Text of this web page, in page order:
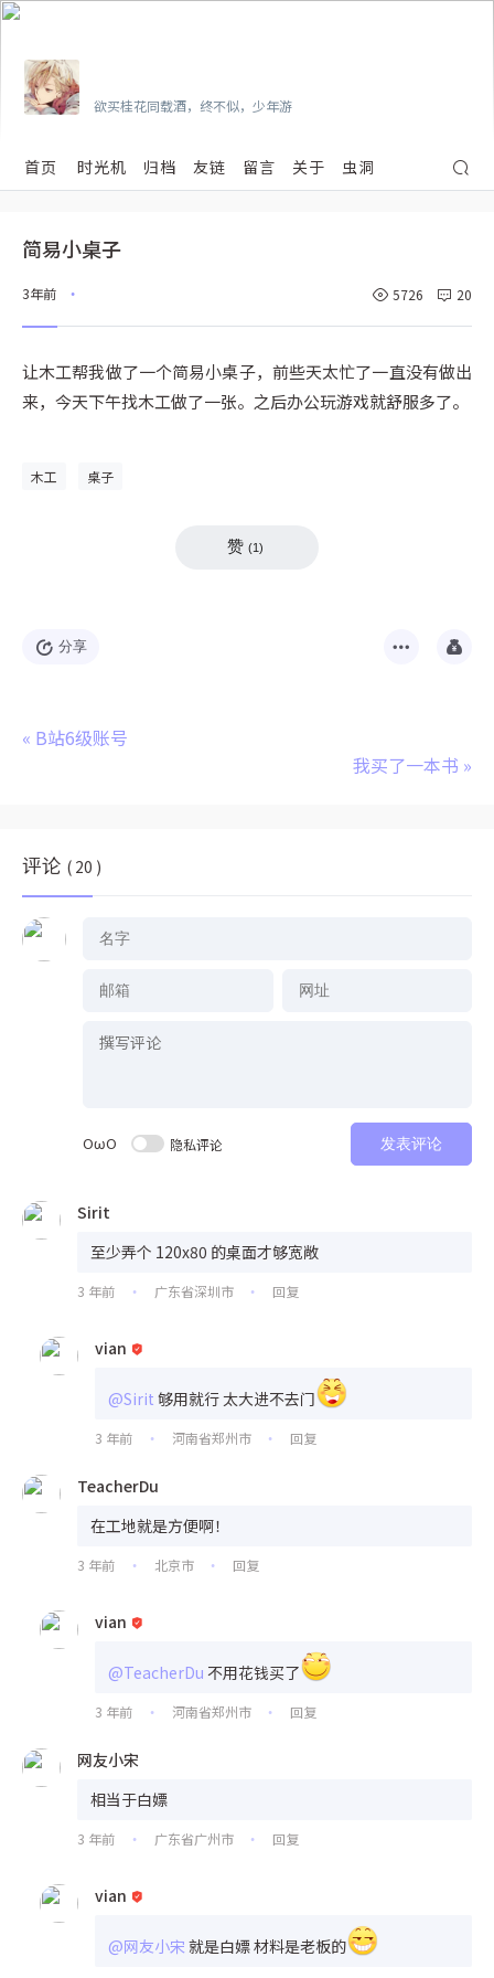
欲买桂花同载酒，终不似，少年游
首页 时光机 归档 友链 留言 关于 虫洞
简易小桌子
3年前 • 5726 20
让木工帮我做了一个简易小桌子，前些天太忙了一直没有做出
来，今天下午找木工做了一张。之后办公玩游戏就舒服多了。
木工 桌子
赞 (1 )
分享
« B站6级账号
我买了一本书 »
评论 ( 20 )
OωO 隐私评论 发表评论
Sirit
至少弄个 120x80 的桌面才够宽敞
3 年前 • 广东省深圳市 • 回复
vian
@Sirit 够用就行 太大进不去门
3 年前 • 河南省郑州市 • 回复
TeacherDu
在工地就是方便啊！
3 年前 • 北京市 • 回复
vian
@TeacherDu 不用花钱买了
3 年前 • 河南省郑州市 • 回复
网友小宋
相当于白嫖
3 年前 • 广东省广州市 • 回复
vian
@网友小宋 就是白嫖 材料是老板的